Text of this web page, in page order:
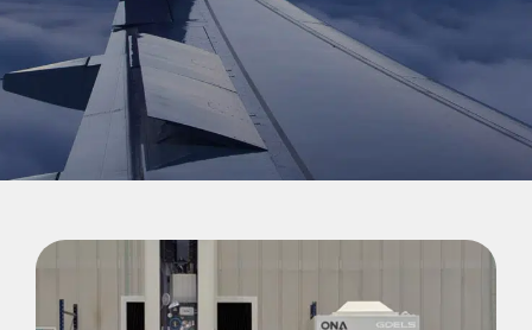
Español